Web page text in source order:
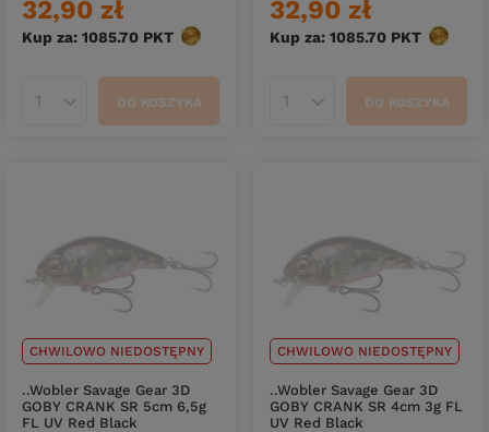
32,90 zł
Kup za: 1085.70 PKT punktów
Ilość produktówDO KOSZYKA
32,90 zł
Kup za: 1085.70 PKT punktów
Ilość produktówDO KOSZYKA
CHWILOWO NIEDOSTĘPNY
..Wobler Savage Gear 3D
GOBY CRANK SR 5cm 6,5g
FL UV Red Black
CHWILOWO NIEDOSTĘPNY
..Wobler Savage Gear 3D
GOBY CRANK SR 4cm 3g FL
UV Red Black